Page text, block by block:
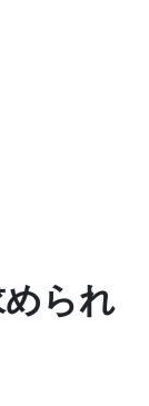
られ